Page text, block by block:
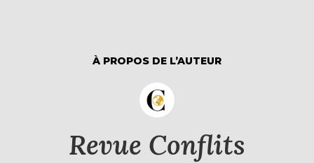
À PROPOS DE L’AUTEUR
Revue Conflits